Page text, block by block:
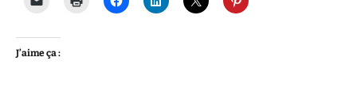
J’aime ça :